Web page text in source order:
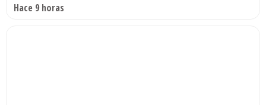
Hace 9 horas